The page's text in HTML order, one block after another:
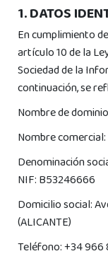
1. DATOS
En cumplimiento
artículo 10 de la
Sociedad de la
continuación, se
Nombre de
Nombre
Denominación
NIF: B53246666
Domicilio social:
(ALICANTE)
Teléfono: +34